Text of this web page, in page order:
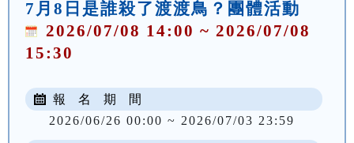
7月8日是誰殺了渡渡鳥？團體活動
2026/07/08 14:00 ~ 2026/07/08
15:30
報 名 期 間
2026/06/26 00:00 ~ 2026/07/03 23:59